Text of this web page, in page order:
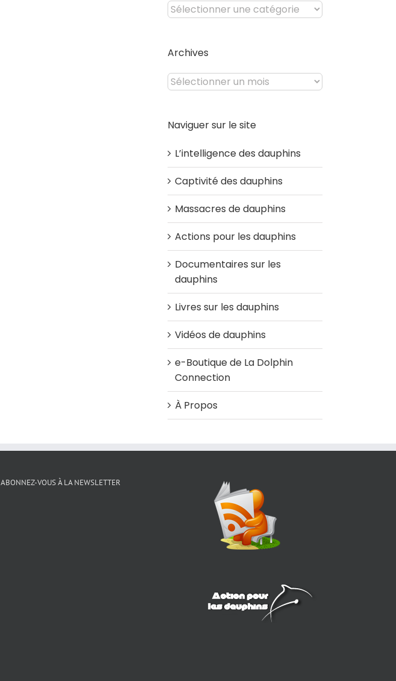
Catégories
du
Archives
Archives
Naviguer sur le site
L’intelligence des dauphins
Captivité des dauphins
Massacres de dauphins
Actions pour les dauphins
Documentaires sur les
dauphins
Livres sur les dauphins
Vidéos de dauphins
e-Boutique de La Dolphin
Connection
À Propos
ABONNEZ-VOUS À LA NEWSLETTER